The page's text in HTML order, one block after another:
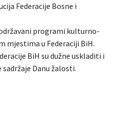
Federacije Bosne i
programi kulturno-
mjestima u Federaciji BiH.
BiH su dužne uskladiti i
Danu žalosti.